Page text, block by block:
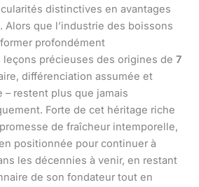
distinctives en avantages
que l’industrie des boissons
profondément
précieuses des origines de 7
différenciation assumée et
– restent plus que jamais
Forte de cet héritage riche
de fraîcheur intemporelle,
positionnée pour continuer à
les décennies à venir, en restant
de son fondateur tout en